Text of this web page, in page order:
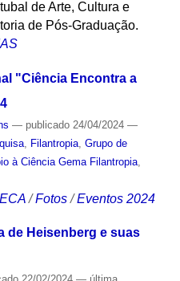
de Arte, Cultura e
de Pós-Graduação.
"Ciência Encontra a
— publicado24/04/2024 —
, Filantropia, Grupo de
à Ciência Gema Filantropia,
/Fotos /Eventos 2024
de Heisenberg e suas